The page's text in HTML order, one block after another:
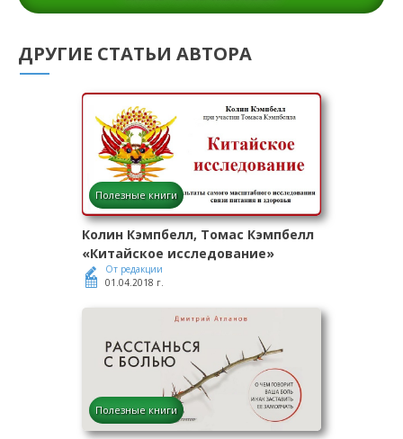
ДРУГИЕ СТАТЬИ АВТОРА
Полезные книги
Колин Кэмпбелл, Томас Кэмпбелл
«Китайское исследование»
От редакции
01.04.2018 г.
Полезные книги